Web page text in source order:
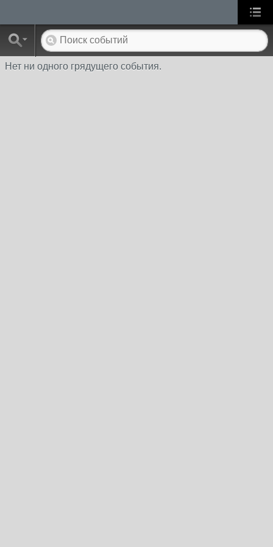
Нет ни одного грядущего события.